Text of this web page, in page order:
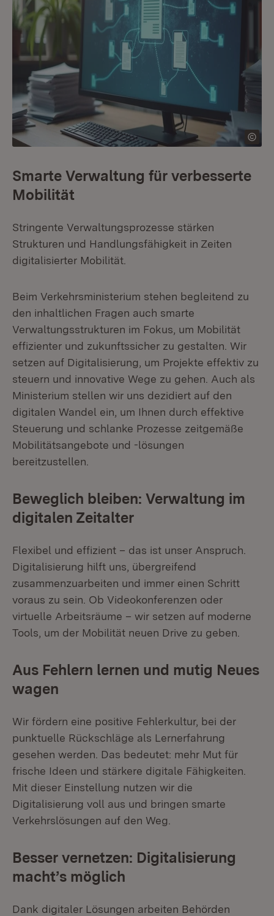
Smarte Verwaltung für verbesserte
Mobilität
Stringente Verwaltungsprozesse stärken
Strukturen und Handlungsfähigkeit in Zeiten
digitalisierter Mobilität.
Beim Verkehrsministerium stehen begleitend zu
den inhaltlichen Fragen auch smarte
Verwaltungsstrukturen im Fokus, um Mobilität
effizienter und zukunftssicher zu gestalten. Wir
setzen auf Digitalisierung, um Projekte effektiv zu
steuern und innovative Wege zu gehen. Auch als
Ministerium stellen wir uns dezidiert auf den
digitalen Wandel ein, um Ihnen durch effektive
Steuerung und schlanke Prozesse zeitgemäße
Mobilitätsangebote und -lösungen
bereitzustellen.
Beweglich bleiben: Verwaltung im
digitalen Zeitalter
Flexibel und effizient – das ist unser Anspruch.
Digitalisierung hilft uns, übergreifend
zusammenzuarbeiten und immer einen Schritt
voraus zu sein. Ob Videokonferenzen oder
virtuelle Arbeitsräume – wir setzen auf moderne
Tools, um der Mobilität neuen Drive zu geben.
Aus Fehlern lernen und mutig Neues
wagen
Wir fördern eine positive Fehlerkultur, bei der
punktuelle Rückschläge als Lernerfahrung
gesehen werden. Das bedeutet: mehr Mut für
frische Ideen und stärkere digitale Fähigkeiten.
Mit dieser Einstellung nutzen wir die
Digitalisierung voll aus und bringen smarte
Verkehrslösungen auf den Weg.
Besser vernetzen: Digitalisierung
macht’s möglich
Dank digitaler Lösungen arbeiten Behörden